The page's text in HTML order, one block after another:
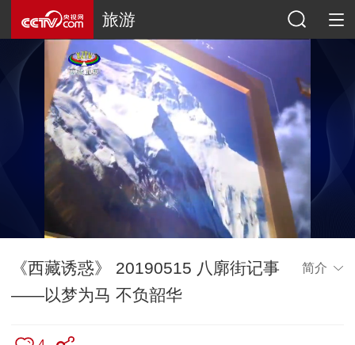
旅游
《西藏诱惑》 20190515 八廓街记事
——以梦为马 不负韶华
简介